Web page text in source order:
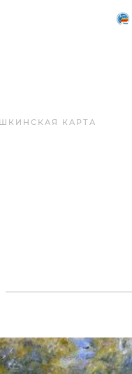
КАРТА